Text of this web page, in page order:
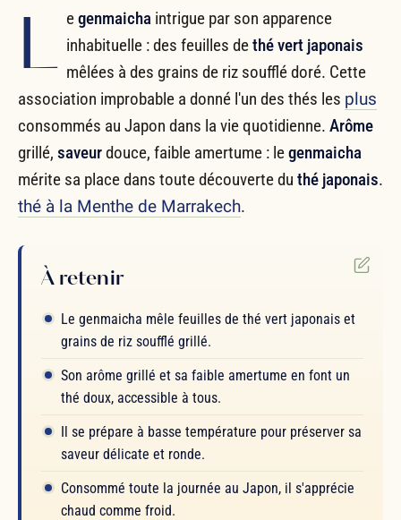
L egenmaicha intrigue par son apparence
inhabituelle : des feuilles dethé vert japonais
mêlées à des grains de riz soufflé doré. Cette
association improbable a donné l'un des thés les plus
consommés au Japon dans la vie quotidienne. Arôme
grillé, saveurdouce, faible amertume : legenmaicha
mérite sa place dans toute découverte du thé japonais.
thé à la Menthe de Marrakech.
À retenir
Le genmaicha mêle feuilles de thé vert japonais et
grains de riz soufflé grillé.
Son arôme grillé et sa faible amertume en font un
thé doux, accessible à tous.
Il se prépare à basse température pour préserver sa
saveur délicate et ronde.
Consommé toute la journée au Japon, il s'apprécie
chaud comme froid.